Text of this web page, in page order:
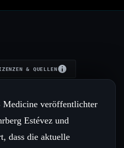
& QUELLEN
veröffentlichter
Estévez und
dass die aktuelle